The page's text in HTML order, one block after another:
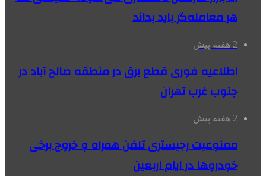
هر معامله‌گر باید بداند
2 هفته پیش
اطلاعیه فوری قطع برق در منطقه صالح آباد در
جنوب غرب تهران
2 هفته پیش
ممنوعیت رجیستری تلفن همراه و خروج برخی
خودروها در ایام اربعین